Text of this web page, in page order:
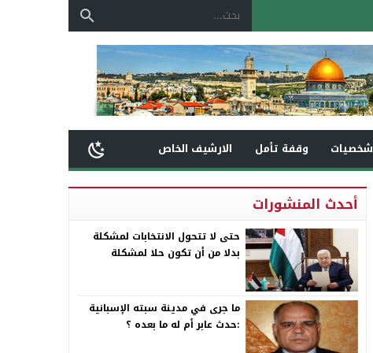
شخصيات وقفة تأمل الارشيف الخاص
أحدث المنشورات
حتى لا تتحول الانتخابات لمشكلة
بدلا من أن تكون حلا لمشكلة
ما جرى في مدينة سبته الإسبانية
:حدث عابر أم له ما بعده ؟